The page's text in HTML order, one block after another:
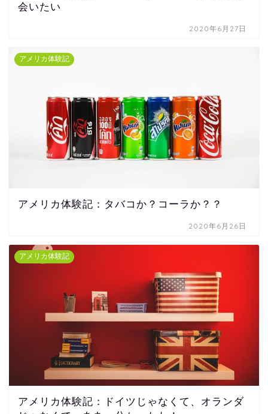
会いたい
2020年6月27日
アメリカ体験記
アメリカ体験記：タバコか？コーラか？？
2020年6月26日
アメリカ体験記
アメリカ体験記：ドイツじゃなくて、オランダ